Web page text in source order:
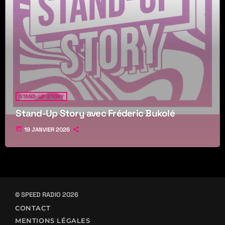
STAND-UP STORY
Stand-Up Story avec Fréderic Bukolé
today 19 JANVIER 2026
© SPEED RADIO 2026
CONTACT
MENTIONS LÉGALES